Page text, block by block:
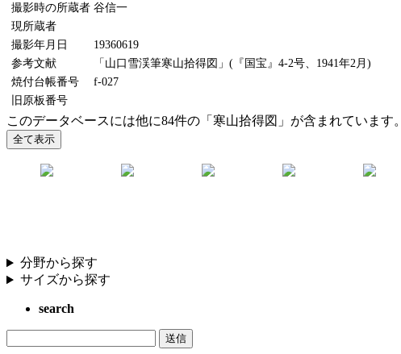
撮影時の所蔵者 谷信一
現所蔵者
撮影年月日
19360619
参考文献
「山口雪渓筆寒山拾得図」(『国宝』4-2号、1941年2月)
焼付台帳番号
f-027
旧原板番号
このデータベースには他に84件の「寒山拾得図」が含まれています。
分野から探す
サイズから探す
search